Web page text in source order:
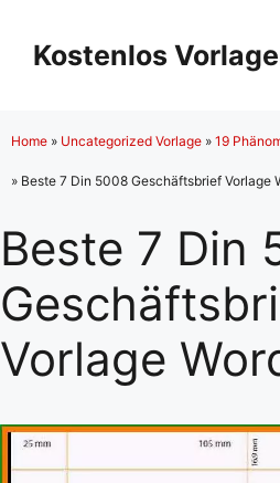
Inhalt
springen
Kostenlos
Home » Uncategorized Vorlage » 19
» Beste 7 Din 5008 Geschäftsbrief Vorlage
Beste 7 Din
Vorlage